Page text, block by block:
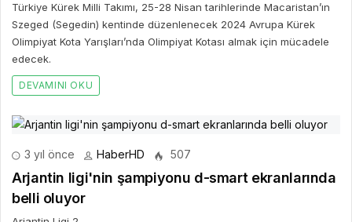
Türkiye Kürek Milli Takımı, 25-28 Nisan tarihlerinde Macaristan’ın
Szeged (Segedin) kentinde düzenlenecek 2024 Avrupa Kürek
Olimpiyat Kota Yarışları’nda Olimpiyat Kotası almak için mücadele
edecek.
DEVAMINI OKU
3 yıl önce HaberHD 507
Arjantin ligi'nin şampiyonu d-smart ekranlarında
belli oluyor